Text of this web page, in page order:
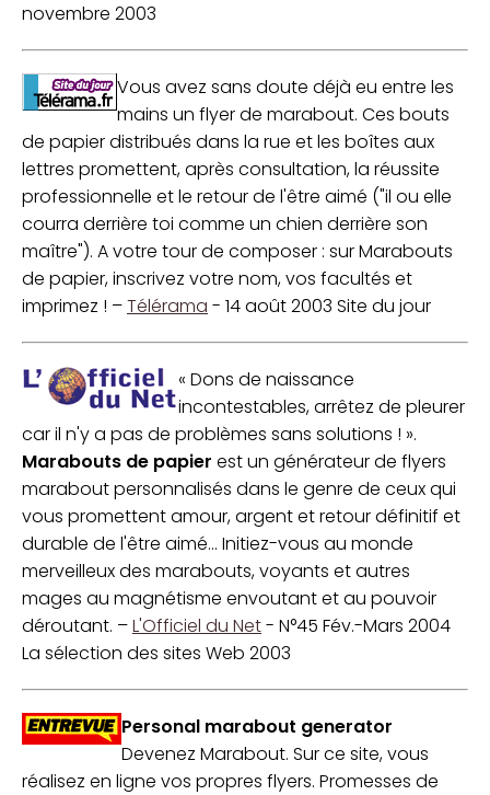
novembre 2003
Vous avez sans doute déjà eu entre les
mains un flyer de marabout. Ces bouts
de papier distribués dans la rue et les boîtes aux
lettres promettent, après consultation, la réussite
professionnelle et le retour de l'être aimé ("il ou elle
courra derrière toi comme un chien derrière son
maître"). A votre tour de composer : sur Marabouts
de papier, inscrivez votre nom, vos facultés et
imprimez ! –Télérama - 14 août 2003 Site du jour
« Dons de naissance
incontestables, arrêtez de pleurer
car il n'y a pas de problèmes sans solutions ! ».
Marabouts de papier est un générateur de flyers
marabout personnalisés dans le genre de ceux qui
vous promettent amour, argent et retour définitif et
durable de l'être aimé... Initiez-vous au monde
merveilleux des marabouts, voyants et autres
mages au magnétisme envoutant et au pouvoir
déroutant. –L'Officiel du Net- N°45 Fév.-Mars 2004
La sélection des sites Web 2003
Personal marabout generator
Devenez Marabout. Sur ce site, vous
réalisez en ligne vos propres flyers. Promesses de